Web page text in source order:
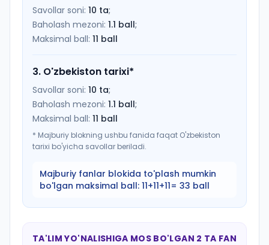
Savollar soni: 10 ta;
Baholash mezoni: 1.1 ball;
Maksimal ball: 11 ball
3. O'zbekiston tarixi*
Savollar soni: 10 ta;
Baholash mezoni: 1.1 ball;
Maksimal ball: 11 ball
* Majburiy blokning ushbu fanida faqat O'zbekiston
tarixi bo'yicha savollar beriladi.
Majburiy fanlar blokida to'plash mumkin
bo'lgan maksimal ball: 11+11+11= 33 ball
TA'LIM YO'NALISHIGA MOS BO'LGAN 2 TA FAN